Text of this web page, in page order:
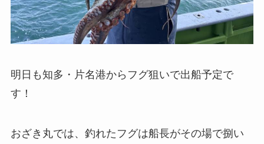
明日も知多・片名港からフグ狙いで出船予定で
す！
おざき丸では、釣れたフグは船長がその場で捌い